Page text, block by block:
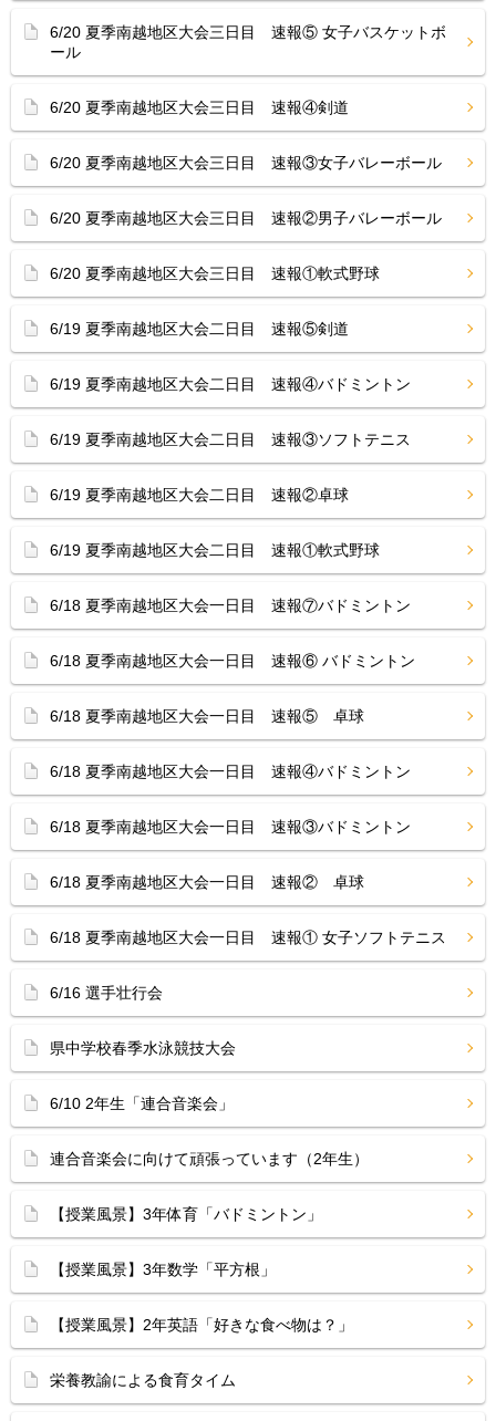
6/20 夏季南越地区大会三日目 速報⑤ 女子バスケットボ
ール
6/20 夏季南越地区大会三日目 速報④剣道
6/20 夏季南越地区大会三日目 速報③女子バレーボール
6/20 夏季南越地区大会三日目 速報②男子バレーボール
6/20 夏季南越地区大会三日目 速報①軟式野球
6/19 夏季南越地区大会二日目 速報⑤剣道
6/19 夏季南越地区大会二日目 速報④バドミントン
6/19 夏季南越地区大会二日目 速報③ソフトテニス
6/19 夏季南越地区大会二日目 速報②卓球
6/19 夏季南越地区大会二日目 速報①軟式野球
6/18 夏季南越地区大会一日目 速報⑦バドミントン
6/18 夏季南越地区大会一日目 速報⑥ バドミントン
6/18 夏季南越地区大会一日目 速報⑤ 卓球
6/18 夏季南越地区大会一日目 速報④バドミントン
6/18 夏季南越地区大会一日目 速報③バドミントン
6/18 夏季南越地区大会一日目 速報② 卓球
6/18 夏季南越地区大会一日目 速報① 女子ソフトテニス
6/16 選手壮行会
県中学校春季水泳競技大会
6/10 2年生「連合音楽会」
連合音楽会に向けて頑張っています（2年生）
【授業風景】3年体育「バドミントン」
【授業風景】3年数学「平方根」
【授業風景】2年英語「好きな食べ物は？」
栄養教諭による食育タイム